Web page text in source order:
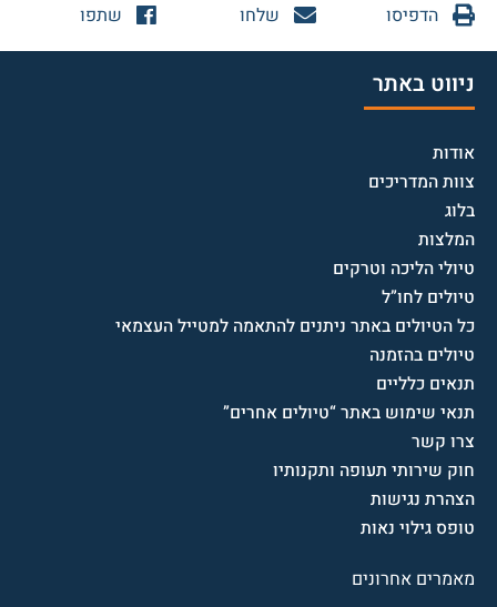
הדפיסו שלחו שתפו
ניווט באתר
אודות
צוות המדריכים
בלוג
המלצות
טיולי הליכה וטרקים
טיולים לחו”ל
כל הטיולים באתר ניתנים להתאמה למטייל העצמאי
טיולים בהזמנה
תנאים כלליים
תנאי שימוש באתר “טיולים אחרים”
צרו קשר
חוק שירותי תעופה ותקנותיו
הצהרת נגישות
טופס גילוי נאות
מאמרים אחרונים